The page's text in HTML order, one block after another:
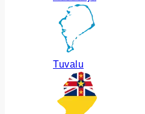
Tuvalu